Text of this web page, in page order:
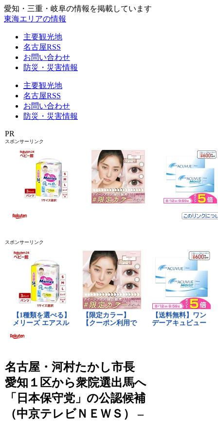
愛知・三重・岐阜の情報を掲載しています
東海エリアの情報
主要観光地
名古屋RSS
お問い合わせ
防災・災害情報
主要観光地
名古屋RSS
お問い合わせ
防災・災害情報
PR
スポンサーリンク
スポンサーリンク
名古屋・河村たかし市長
愛知１区から衆院選出馬へ
「日本保守党」の公認候補
（中京テレビＮＥＷＳ） –